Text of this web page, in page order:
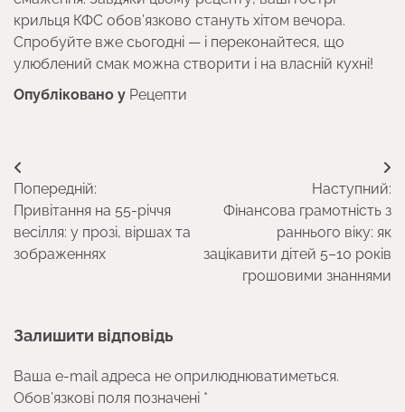
крильця КФС обов’язково стануть хітом вечора.
Спробуйте вже сьогодні — і переконайтеся, що
улюблений смак можна створити і на власній кухні!
Опубліковано у Рецепти
Навігація
записів
Попередній:
Привітання на 55-річчя
весілля: у прозі, віршах та
зображеннях
Наступний:
Фінансова грамотність з
раннього віку: як
зацікавити дітей 5–10 років
грошовими знаннями
Залишити відповідь
Ваша e-mail адреса не оприлюднюватиметься.
Обов’язкові поля позначені *